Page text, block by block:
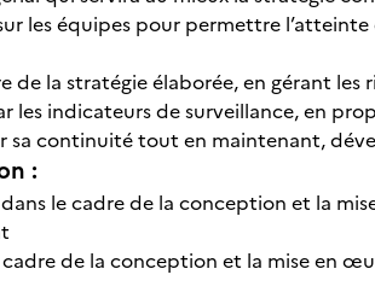
les équipes pour permettre
la stratégie élaborée, en gérant les
les indicateurs de surveillance, en
sa continuité tout en maintenant,
:
dans le cadre de la conception et la
de la conception et la mise en